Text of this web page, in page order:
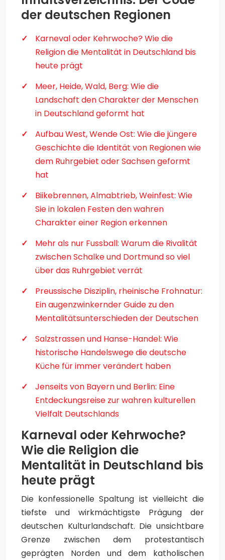
der deutschen Regionen
Karneval oder Kehrwoche? Wie die
Religion die Mentalität in Deutschland bis
heute prägt
Meer, Heide, Wald, Berg: Wie die
Landschaft den Charakter der Menschen
in Deutschland geformt hat
Aufbau West, Wende Ost: Wie die jüngere
Geschichte die Identität von Regionen wie
dem Ruhrgebiet oder Sachsen geformt
hat
Biikebrennen, Almabtrieb, Weinfest: Wie
Sie in lokalen Festen den wahren
Charakter einer Region erkennen
Mehr als nur Fussball: Warum die Rivalität
zwischen Schalke und Dortmund so viel
über das Ruhrgebiet verrät
Preussische Disziplin, rheinische Frohnatur:
Ein augenzwinkernder Guide zu den
Mentalitätsunterschieden der Deutschen
Salzstrassen und Hanse-Handel: Wie
historische Handelswege die deutsche
Küche für immer verändert haben
Jenseits von Bayern und Berlin: Eine
Entdeckungsreise zur wahren kulturellen
Vielfalt Deutschlands
Karneval oder Kehrwoche?
Wie die Religion die
Mentalität in Deutschland bis
heute prägt
Die konfessionelle Spaltung ist vielleicht die
tiefste und wirkmächtigste Prägung der
deutschen Kulturlandschaft. Die unsichtbare
Grenze zwischen dem protestantisch
geprägten Norden und dem katholischen